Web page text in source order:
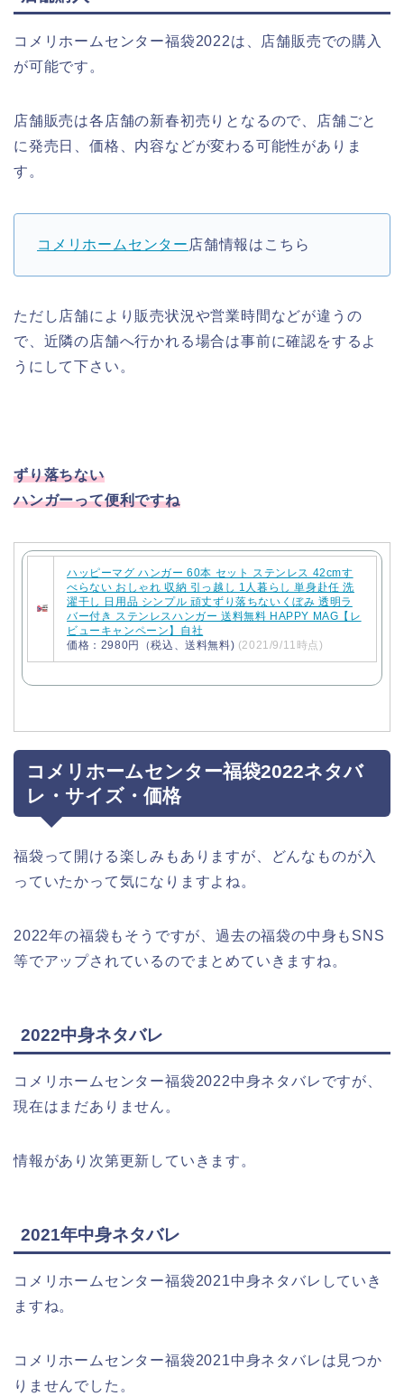
コメリホームセンター福袋2022は、店舗販売での購入
が可能です。
店舗販売は各店舗の新春初売りとなるので、店舗ごと
に発売日、価格、内容などが変わる可能性がありま
す。
コメリホームセンター 店舗情報はこちら
ただし店舗により販売状況や営業時間などが違うの
で、近隣の店舗へ行かれる場合は事前に確認をするよ
うにして下さい。
ずり落ちない
ハンガーって便利ですね
ハッピーマグ ハンガー 60本 セット ステンレス 42cmす
べらない おしゃれ 収納 引っ越し 1人暮らし 単身赴任 洗
濯干し 日用品 シンプル 頑丈ずり落ちないくぼみ 透明ラ
バー付き ステンレスハンガー 送料無料 HAPPY MAG【レ
ビューキャンペーン】自社
価格：2980円（税込、送料無料) (2021/9/11時点)
コメリホームセンター福袋2022ネタバ
レ・サイズ・価格
福袋って開ける楽しみもありますが、どんなものが入
っていたかって気になりますよね。
2022年の福袋もそうですが、過去の福袋の中身もSNS
等でアップされているのでまとめていきますね。
2022中身ネタバレ
コメリホームセンター福袋2022中身ネタバレですが、
現在はまだありません。
情報があり次第更新していきます。
2021年中身ネタバレ
コメリホームセンター福袋2021中身ネタバレしていき
ますね。
コメリホームセンター福袋2021中身ネタバレは見つか
りませんでした。